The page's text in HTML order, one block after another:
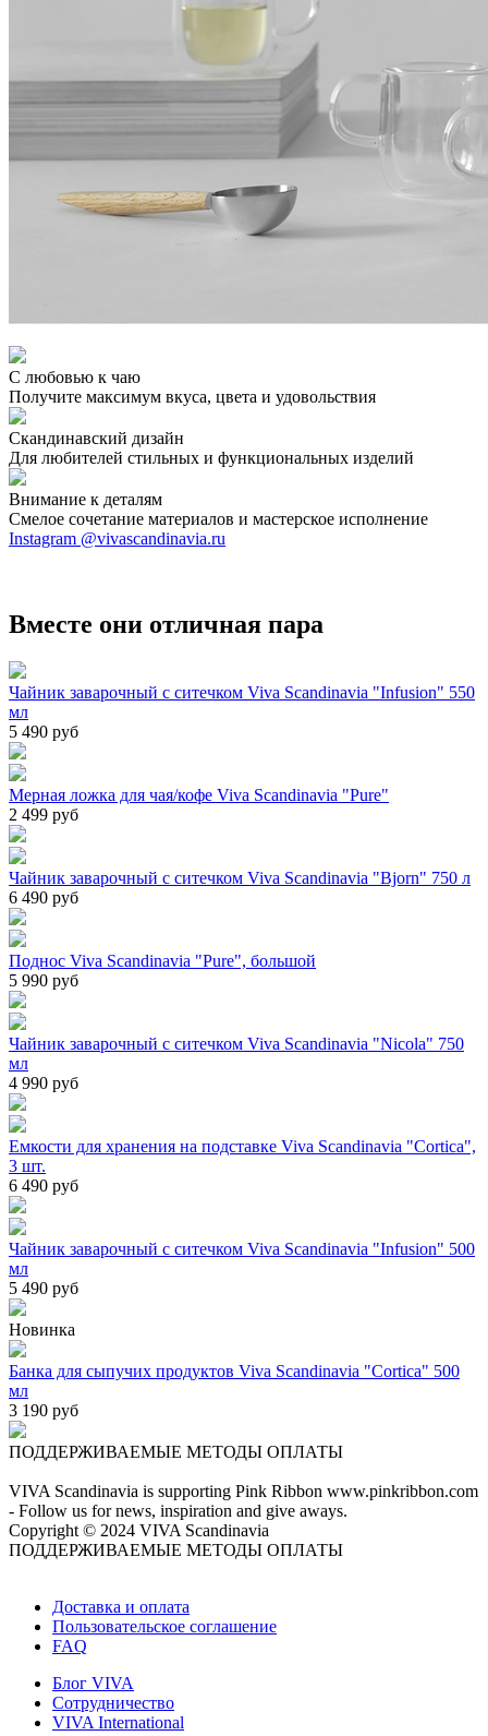
С любовью к чаю
Получите максимум вкуса, цвета и удовольствия
Скандинавский дизайн
Для любителей стильных и функциональных изделий
Внимание к деталям
Смелое сочетание материалов и мастерское исполнение
Instagram @vivascandinavia.ru
Вместе они отличная пара
Чайник заварочный с ситечком Viva Scandinavia "Infusion" 550
мл
5 490 руб
Мерная ложка для чая/кофе Viva Scandinavia "Pure"
2 499 руб
Чайник заварочный с ситечком Viva Scandinavia "Bjorn" 750 л
6 490 руб
Поднос Viva Scandinavia "Pure", большой
5 990 руб
Чайник заварочный с ситечком Viva Scandinavia "Nicola" 750
мл
4 990 руб
Емкости для хранения на подставке Viva Scandinavia "Cortica",
3 шт.
6 490 руб
Чайник заварочный с ситечком Viva Scandinavia "Infusion" 500
мл
5 490 руб
Новинка
Банка для сыпучих продуктов Viva Scandinavia "Cortica" 500
мл
3 190 руб
ПОДДЕРЖИВАЕМЫЕ МЕТОДЫ ОПЛАТЫ
VIVA Scandinavia is supporting Pink Ribbon www.pinkribbon.com
- Follow us for news, inspiration and give aways.
Copyright © 2024 VIVA Scandinavia
ПОДДЕРЖИВАЕМЫЕ МЕТОДЫ ОПЛАТЫ
Доставка и оплата
Пользовательское соглашение
FAQ
Блог VIVA
Сотрудничество
VIVA International